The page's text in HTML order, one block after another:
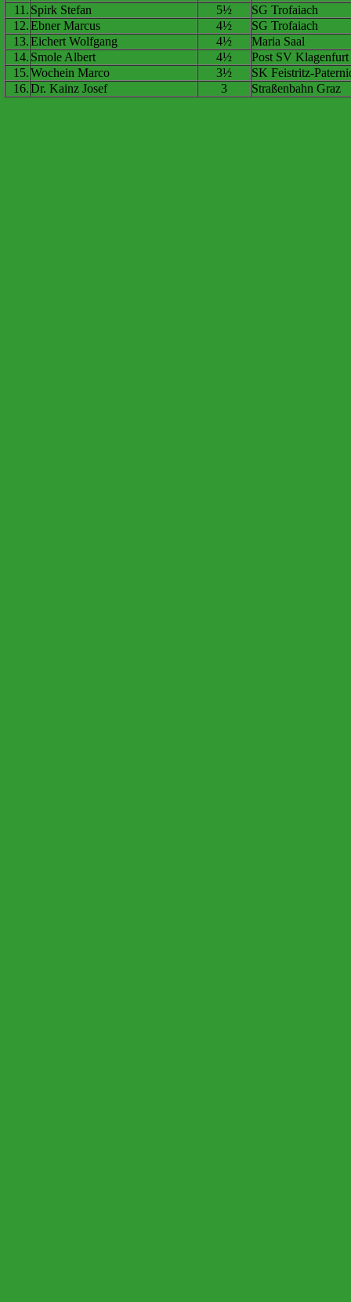
11. Spirk Stefan 5½
SG Trofaiach
12.Ebner Marcus 4½
SG Trofaiach
13.Eichert Wolfgang 4½
Maria Saal
14. Smole Albert 4½
Post SV Klagenfurt
15.Wochein Marco 3½
SK Feistritz-
16.Dr. Kainz Josef 3 Straßenbahn Graz